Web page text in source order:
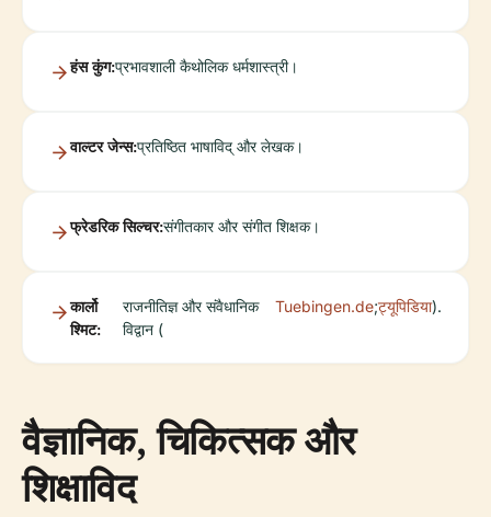
हंस कुंग:प्रभावशाली कैथोलिक धर्मशास्त्री।
वाल्टर जेन्स:प्रतिष्ठित भाषाविद् और लेखक।
फ्रेडरिक सिल्चर:संगीतकार और संगीत शिक्षक।
कार्लो
श्मिट:
राजनीतिज्ञ और संवैधानिक
विद्वान (
Tuebingen.de;ट्यूपिडिया).
वैज्ञानिक, चिकित्सक और
शिक्षाविद